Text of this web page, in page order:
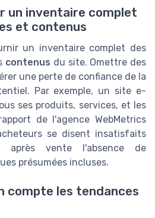
un inventaire complet
et contenus
un inventaire complet des
contenus du site. Omettre des
une perte de confiance de la
Par exemple, un site e-
ses produits, services, et les
de l'agence WebMetrics
se disent insatisfaits
après vente l'absence de
présumées incluses.
compte les tendances